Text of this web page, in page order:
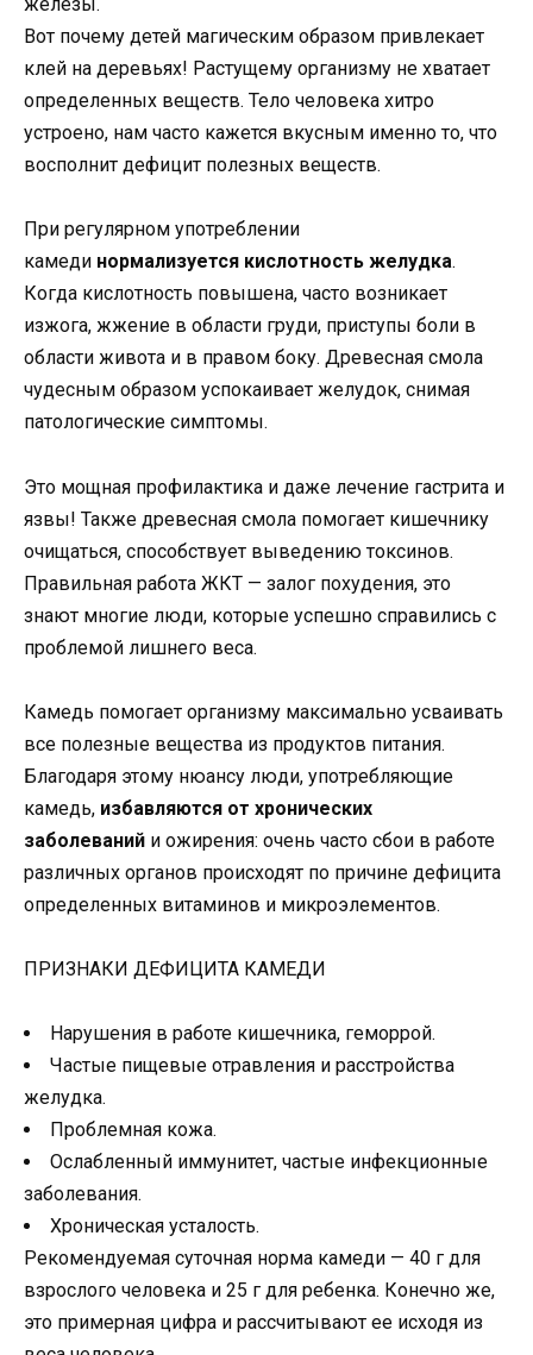
Вот почему детей магическим образом привлекает
клей на деревьях! Растущему организму не хватает
определенных веществ. Тело человека хитро
устроено, нам часто кажется вкусным именно то, что
восполнит дефицит полезных веществ.
При регулярном употреблении
камеди нормализуется кислотность желудка.
Когда кислотность повышена, часто возникает
изжога, жжение в области груди, приступы боли в
области живота и в правом боку. Древесная смола
чудесным образом успокаивает желудок, снимая
патологические симптомы.
Это мощная профилактика и даже лечение гастрита и
язвы! Также древесная смола помогает кишечнику
очищаться, способствует выведению токсинов.
Правильная работа ЖКТ — залог похудения, это
знают многие люди, которые успешно справились с
проблемой лишнего веса.
Камедь помогает организму максимально усваивать
все полезные вещества из продуктов питания.
Благодаря этому нюансу люди, употребляющие
камедь, избавляются от хронических
заболеваний и ожирения: очень часто сбои в работе
различных органов происходят по причине дефицита
определенных витаминов и микроэлементов.
ПРИЗНАКИ ДЕФИЦИТА КАМЕДИ
Нарушения в работе кишечника, геморрой.
Частые пищевые отравления и расстройства
желудка.
Проблемная кожа.
Ослабленный иммунитет, частые инфекционные
заболевания.
Хроническая усталость.
Рекомендуемая суточная норма камеди — 40 г для
взрослого человека и 25 г для ребенка. Конечно же,
это примерная цифра и рассчитывают ее исходя из